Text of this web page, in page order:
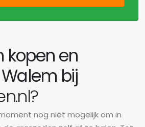
kopen en
bij
nog niet mogelijk om in